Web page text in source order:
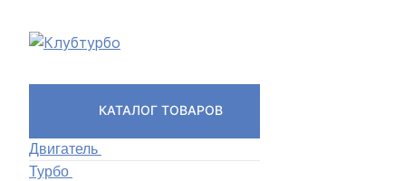
КАТАЛОГ ТОВАРОВ
Двигатель
Турбо